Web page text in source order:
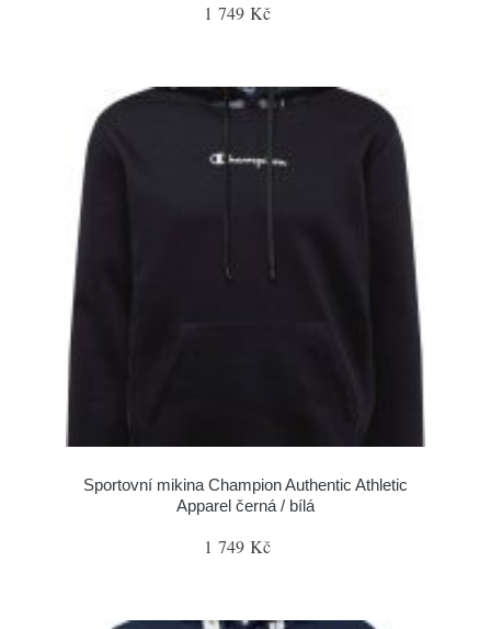
1 749 Kč
Sportovní mikina Champion Authentic Athletic
Apparel černá / bílá
1 749 Kč